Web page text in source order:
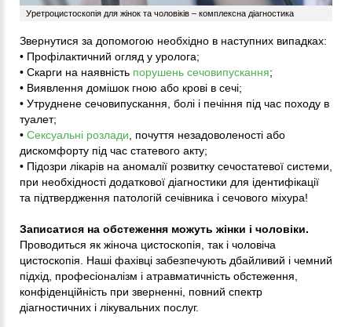
Уретроцистоскопія для жінок та чоловіків – комплексна діагностика
Звернутися за допомогою необхідно в наступних випадках:
• Профілактичний огляд у уролога;
• Скарги на наявність порушень сечовипускання;
• Виявлення домішок гною або крові в сечі;
• Утруднене сечовипускання, болі і печіння під час походу в
туалет;
• Сексуальні розлади, почуття незадоволеності або
дискомфорту під час статевого акту;
• Підозри лікарів на аномалії розвитку сечостатевої системи,
при необхідності додаткової діагностики для ідентифікації
та підтвердження патологій сечівника і сечового міхура!
Записатися на обстеження можуть жінки і чоловіки.
Проводиться як жіноча цистоскопія, так і чоловіча
цистоскопія. Наші фахівці забезпечують дбайливий і чемний
підхід, професіоналізм і атравматичність обстеження,
конфіденційність при зверненні, повний спектр
діагностичних і лікувальних послуг.